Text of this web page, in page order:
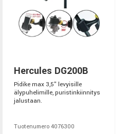
Hercules DG200B
Pidike max 3,5" levyisille
älypuhelimille, puristinkiinnitys
jalustaan.
Tuotenumero 4076300